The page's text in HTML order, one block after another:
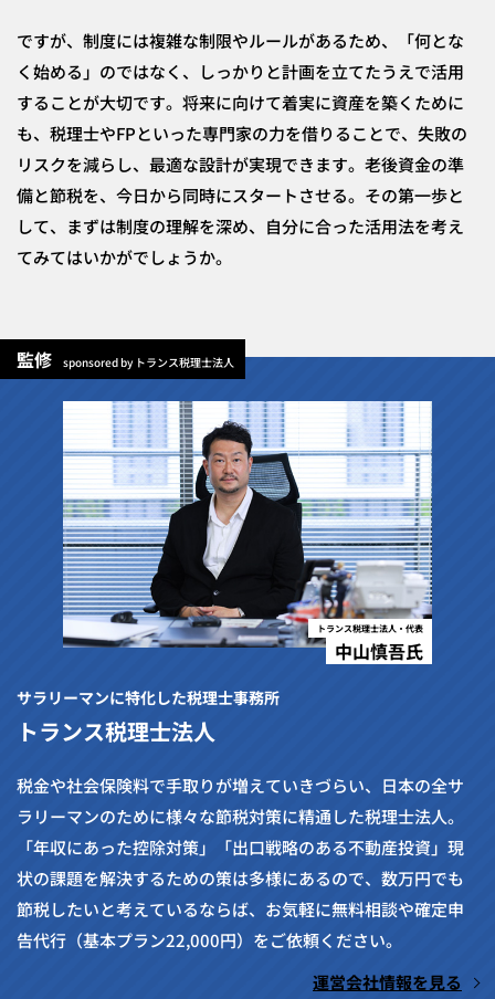
ですが、制度には複雑な制限やルールがあるため、「何とな
く始める」のではなく、しっかりと計画を立てたうえで活用
することが大切です。将来に向けて着実に資産を築くために
も、税理士やFPといった専門家の力を借りることで、失敗の
リスクを減らし、最適な設計が実現できます。老後資金の準
備と節税を、今日から同時にスタートさせる。その第一歩と
して、まずは制度の理解を深め、自分に合った活用法を考え
てみてはいかがでしょうか。
監修 sponsored by トランス税理士法人
トランス税理士法人・代表
中山慎吾氏
サラリーマンに特化した税理士事務所
トランス税理士法人
税金や社会保険料で手取りが増えていきづらい、日本の全サ
ラリーマンのために様々な節税対策に精通した税理士法人。
「年収にあった控除対策」「出口戦略のある不動産投資」現
状の課題を解決するための策は多様にあるので、数万円でも
節税したいと考えているならば、お気軽に無料相談や確定申
告代行（基本プラン22,000円）をご依頼ください。
運営会社情報を見る